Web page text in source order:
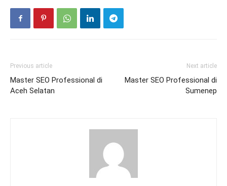
Previous article
Master SEO Professional di
Aceh Selatan
Next article
Master SEO Professional di
Sumenep